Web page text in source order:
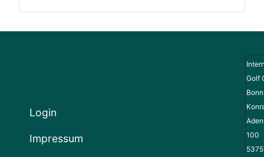
Login
Impressum
Golf
100